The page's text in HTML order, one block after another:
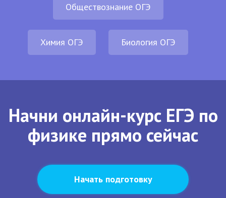
Обществознание ОГЭ
Химия ОГЭ Биология ОГЭ
Начни онлайн-курс ЕГЭ по
физике прямо сейчас
Начать подготовку